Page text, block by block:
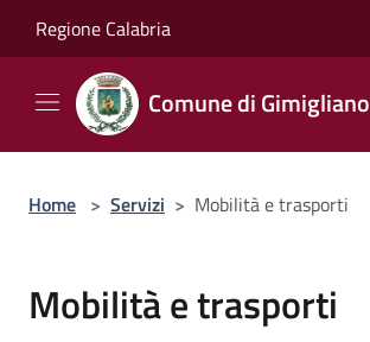
Regione Calabria
Comune di Gimigliano
Home > Servizi > Mobilità e trasporti
Mobilità e trasporti